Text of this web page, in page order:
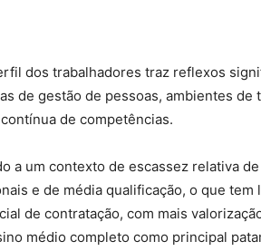
dos trabalhadores traz reflexos
de gestão de pessoas, ambientes de
de competências.
a um contexto de escassez relativa
e de média qualificação, o que tem
de contratação, com mais
médio completo como principal